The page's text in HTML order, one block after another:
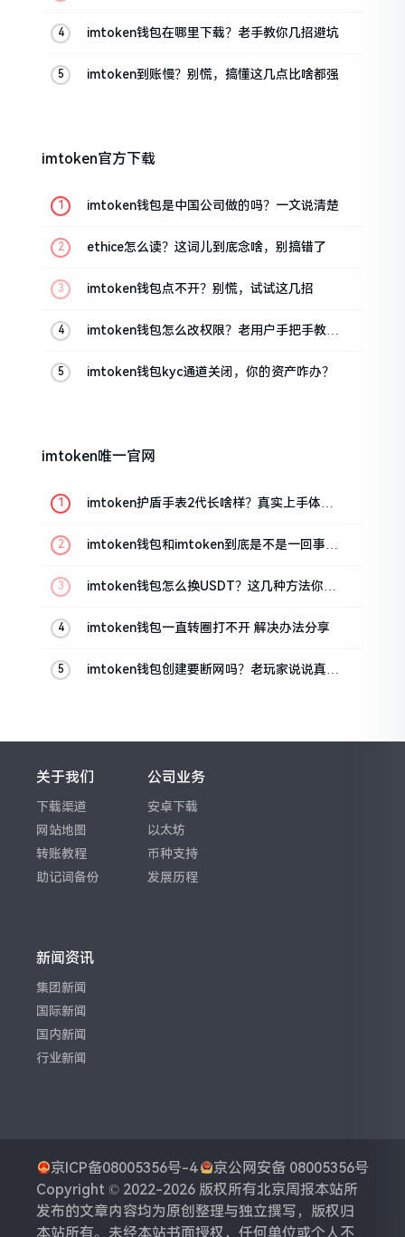
imtoken钱包在哪里下载？老手教你几招避坑
imtoken到账慢？别慌，搞懂这几点比啥都强
imtoken官方下载
imtoken钱包是中国公司做的吗？一文说清楚
ethice怎么读？这词儿到底念啥，别搞错了
imtoken钱包点不开？别慌，试试这几招
imtoken钱包怎么改权限？老用户手把手教你
imtoken钱包kyc通道关闭，你的资产咋办？
imtoken唯一官网
imtoken护盾手表2代长啥样？真实上手体验
imtoken钱包和imtoken到底是不是一回事？
imtoken钱包怎么换USDT？这几种方法你得
imtoken钱包一直转圈打不开 解决办法分享
imtoken钱包创建要断网吗？老玩家说说真实
关于我们
下载渠道
网站地图
转账教程
助记词备份
公司业务
安卓下载
以太坊
币种支持
发展历程
新闻资讯
集团新闻
国际新闻
国内新闻
行业新闻
京ICP备08005356号-4
京公网安备 08005356号
Copyright © 2022-2026 版权所有北京周报本站所
发布的文章内容均为原创整理与独立撰写，版权归
本站所有。未经本站书面授权，任何单位或个人不